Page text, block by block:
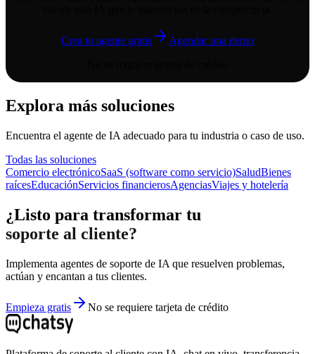
Crea tu agente gratis
Agendar una demo
Explora más soluciones
Encuentra el agente de IA adecuado para tu industria o caso de uso.
Todas las soluciones
Comercio electrónicoSaaS (software como servicio)SaludBienes
raícesEducaciónServicios financierosAgenciasViajes y hotelería
¿Listo para transformar tu
soporte al cliente?
Implementa agentes de soporte de IA que resuelven problemas,
actúan y encantan a tus clientes.
Empieza gratis No se requiere tarjeta de crédito